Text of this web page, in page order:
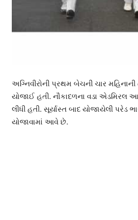
અગ્નિવીરોની પ્રથમ બેચની ચાર
યોજાઈ હતી. નૌકાદળના વડા એડમિરલ
લીધી હતી. સૂર્યાસ્ત બાદ યોજાયેલી પરેડ
યોજાવામાં આવે છે.